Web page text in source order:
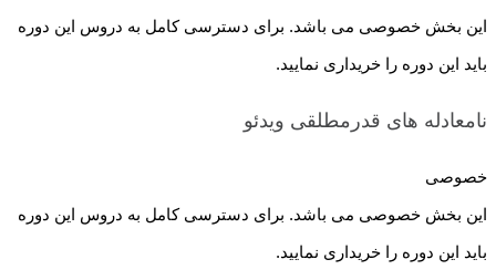
این بخش خصوصی می باشد. برای دسترسی کامل به دروس این دوره
باید این دوره را خریداری نمایید.
نامعادله های قدرمطلقی ویدئو
خصوصی
این بخش خصوصی می باشد. برای دسترسی کامل به دروس این دوره
باید این دوره را خریداری نمایید.